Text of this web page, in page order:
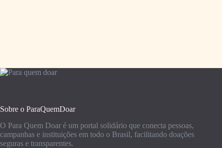
Sobre o ParaQuemDoar
O Para Quem Doar é um portal solidário que conecta pessoas,
campanhas e instituições em todo o Brasil, facilitando doações
seguras e transparentes.